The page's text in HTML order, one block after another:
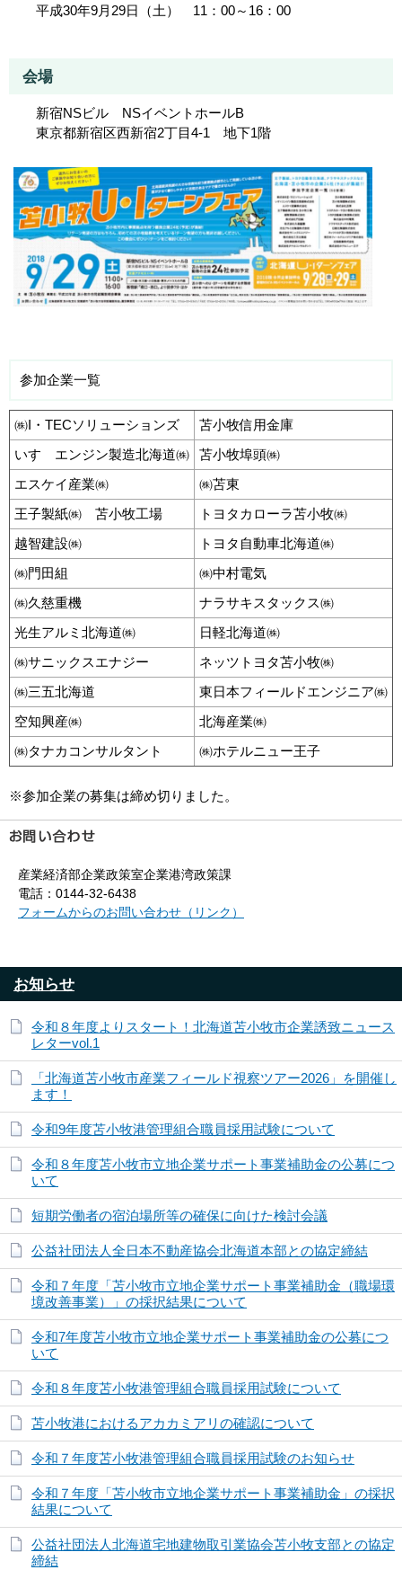
平成30年9月29日（土） 11：00～16：00
会場
新宿NSビル NSイベントホールB
東京都新宿区西新宿2丁目4-1 地下1階
参加企業一覧
㈱I・TECソリューションズ
苫小牧信用金庫
いすゞエンジン製造北海道㈱
苫小牧埠頭㈱
エスケイ産業㈱
㈱苫東
王子製紙㈱ 苫小牧工場
トヨタカローラ苫小牧㈱
越智建設㈱
トヨタ自動車北海道㈱
㈱門田組
㈱中村電気
㈱久慈重機
ナラサキスタックス㈱
光生アルミ北海道㈱
日軽北海道㈱
㈱サニックスエナジー
ネッツトヨタ苫小牧㈱
㈱三五北海道
東日本フィールドエンジニア㈱
空知興産㈱
北海産業㈱
㈱タナカコンサルタント
㈱ホテルニュー王子
※参加企業の募集は締め切りました。
産業経済部企業政策室企業港湾政策課
電話：0144-32-6438
フォームからのお問い合わせ（リンク）
お知らせ
令和８年度よりスタート！北海道苫小牧市企業誘致ニュース
レターvol.1
「北海道苫小牧市産業フィールド視察ツアー2026」を開催し
ます！
令和9年度苫小牧港管理組合職員採用試験について
令和８年度苫小牧市立地企業サポート事業補助金の公募につ
いて
短期労働者の宿泊場所等の確保に向けた検討会議
公益社団法人全日本不動産協会北海道本部との協定締結
令和７年度「苫小牧市立地企業サポート事業補助金（職場環
境改善事業）」の採択結果について
令和7年度苫小牧市立地企業サポート事業補助金の公募につ
いて
令和８年度苫小牧港管理組合職員採用試験について
苫小牧港におけるアカカミアリの確認について
令和７年度苫小牧港管理組合職員採用試験のお知らせ
令和７年度「苫小牧市立地企業サポート事業補助金」の採択
結果について
公益社団法人北海道宅地建物取引業協会苫小牧支部との協定
締結